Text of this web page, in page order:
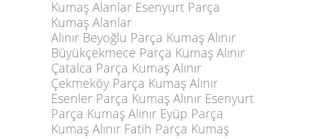
Kumaş Alanlar Esenyurt Parça
Kumaş Alanlar
Alınır Beyoğlu Parça Kumaş Alınır
Büyükçekmece Parça Kumaş Alınır
Çatalca Parça Kumaş Alınır
Çekmeköy Parça Kumaş Alınır
Esenler Parça Kumaş Alınır Esenyurt
Parça Kumaş Alınır Eyüp Parça
Kumaş Alınır Fatih Parça Kumaş